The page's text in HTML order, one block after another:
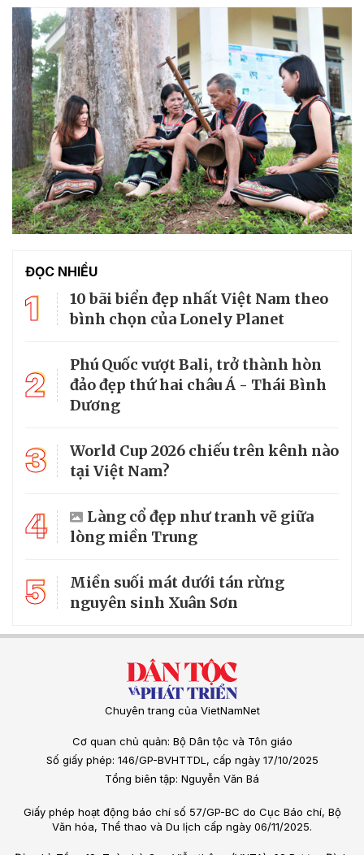
ĐỌC NHIỀU
1
10 bãi biển đẹp nhất Việt Nam theo
bình chọn của Lonely Planet
2
Phú Quốc vượt Bali, trở thành hòn
đảo đẹp thứ hai châu Á - Thái Bình
Dương
3
World Cup 2026 chiếu trên kênh nào
tại Việt Nam?
4
Làng cổ đẹp như tranh vẽ giữa
lòng miền Trung
5
Miền suối mát dưới tán rừng
nguyên sinh Xuân Sơn
Chuyên trang của VietNamNet
Cơ quan chủ quản: Bộ Dân tộc và Tôn giáo
Số giấy phép: 146/GP-BVHTTDL, cấp ngày 17/10/2025
Tổng biên tập: Nguyễn Văn Bá
Giấy phép hoạt động báo chí số 57/GP-BC do Cục Báo chí, Bộ
Văn hóa, Thể thao và Du lịch cấp ngày 06/11/2025.